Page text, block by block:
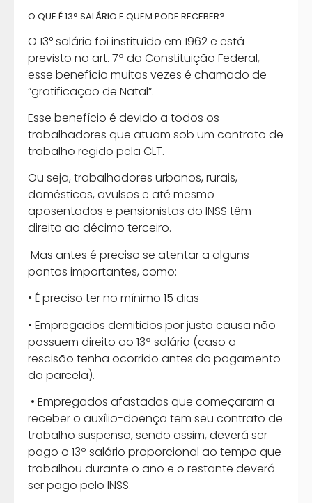
O QUE É 13° SALÁRIO E QUEM PODE RECEBER?
O 13° salário foi instituído em 1962 e está
previsto no art. 7º da Constituição Federal,
esse benefício muitas vezes é chamado de
“gratificação de Natal”.
Esse benefício é devido a todos os
trabalhadores que atuam sob um contrato de
trabalho regido pela CLT.
Ou seja, trabalhadores urbanos, rurais,
domésticos, avulsos e até mesmo
aposentados e pensionistas do INSS têm
direito ao décimo terceiro.
Mas antes é preciso se atentar a alguns
pontos importantes, como:
• É preciso ter no mínimo 15 dias
• Empregados demitidos por justa causa não
possuem direito ao 13º salário (caso a
rescisão tenha ocorrido antes do pagamento
da parcela).
• Empregados afastados que começaram a
receber o auxílio-doença tem seu contrato de
trabalho suspenso, sendo assim, deverá ser
pago o 13º salário proporcional ao tempo que
trabalhou durante o ano e o restante deverá
ser pago pelo INSS.